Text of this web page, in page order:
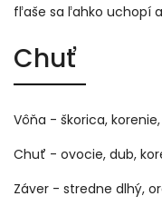
fľaše sa ľahko uchopí
Chuť
Vôňa - škorica,
Chuť - ovocie, dub,
Záver - stredne dlhý,